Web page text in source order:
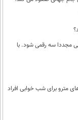
مجددا سه رقمی شود. با
مترو برای شب خوابی افراد